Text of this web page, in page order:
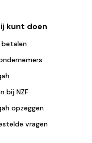
kunt doen
betalen
bij NZF
opzeggen
vragen